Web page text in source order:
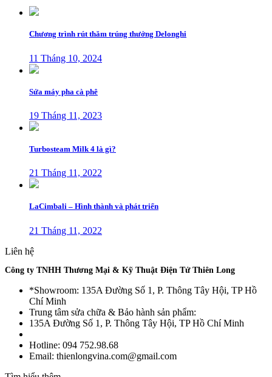
Chương trình rút thăm trúng thưởng Delonghi
11 Tháng 10, 2024
Sửa máy pha cà phê
19 Tháng 11, 2023
Turbosteam Milk 4 là gì?
21 Tháng 11, 2022
LaCimbali – Hình thành và phát triển
21 Tháng 11, 2022
Liên hệ
Công ty TNHH Thương Mại & Kỹ Thuật Điện Tử Thiên Long
*Showroom: 135A Đường Số 1, P. Thông Tây Hội, TP Hồ
Chí Minh
Trung tâm sửa chữa & Bảo hành sản phẩm:
135A Đường Số 1, P. Thông Tây Hội, TP Hồ Chí Minh
Hotline: 094 752.98.68
Email: thienlongvina.com@gmail.com